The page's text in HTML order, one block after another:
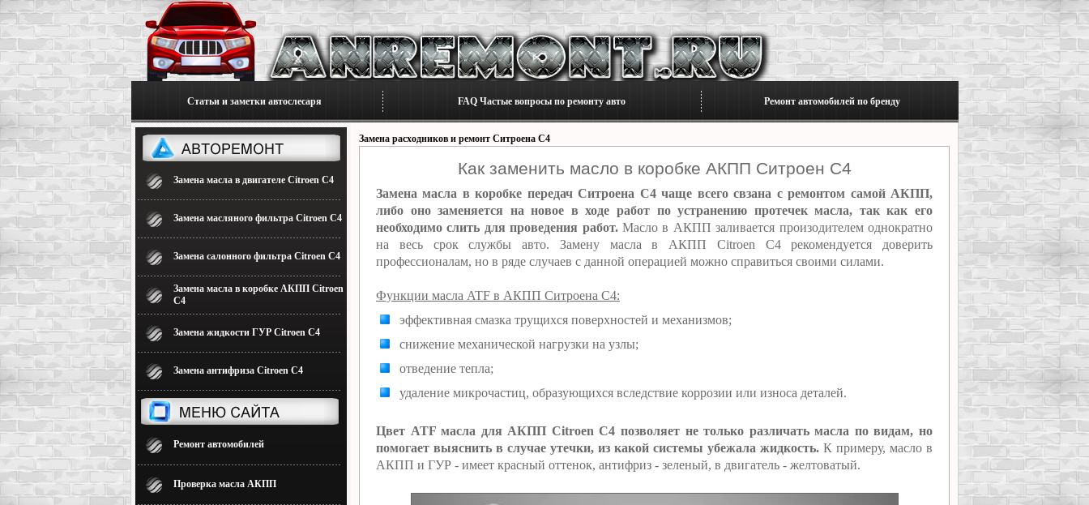
Статьи и заметки автослесаря FAQ Частые вопросы по ремонту авто Ремонт автомобилей по бренду
Замена масла в двигателе Citroen C4
Замена масляного фильтра Citroen C4
Замена салонного фильтра Citroen C4
Замена масла в коробке АКПП Citroen
C4
Замена жидкости ГУР Citroen C4
Замена антифриза Citroen C4
Ремонт автомобилей
Проверка масла АКПП
Замена расходников и ремонт Ситроена С4
Как заменить масло в коробке АКПП Ситроен С4
Замена масла в коробке передач Ситроена С4 чаще всего свзана с ремонтом самой АКПП,
либо оно заменяется на новое в ходе работ по устранению протечек масла, так как его
необходимо слить для проведения работ.Масло в АКПП заливается произодителем однократно
на весь срок службы авто. Замену масла в АКПП Citroen C4 рекомендуется доверить
профессионалам, но в ряде случаев с данной операцией можно справиться своими силами.
Функции масла ATF в АКПП Ситроена С4:
эффективная смазка трущихся поверхностей и механизмов;
снижение механической нагрузки на узлы;
отведение тепла;
удаление микрочастиц, образующихся вследствие коррозии или износа деталей.
Цвет ATF масла для АКПП Citroen C4 позволяет не только различать масла по видам, но
помогает выяснить в случае утечки, из какой системы убежала жидкость. К примеру, масло в
АКПП и ГУР - имеет красный оттенок, антифриз - зеленый, в двигатель - желтоватый.